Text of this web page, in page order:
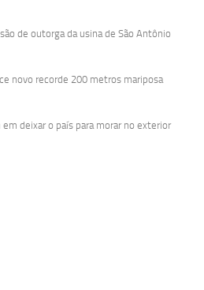
de outorga da usina de São Antônio
novo recorde 200 metros mariposa
deixar o país para morar no exterior